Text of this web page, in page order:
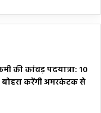
की कांवड़ पदयात्रा: 10
करेंगी अमरकंटक से